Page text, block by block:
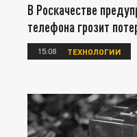
В Роскачестве
телефона грозит
15:08 ТЕХНОЛОГИИ